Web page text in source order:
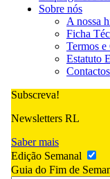
Sobre nós
A nossa
Ficha
Termos e
Estatuto
Contactos
Subscreva!
Newsletters RL
Saber mais
Edição Semanal
Guia do Fim de